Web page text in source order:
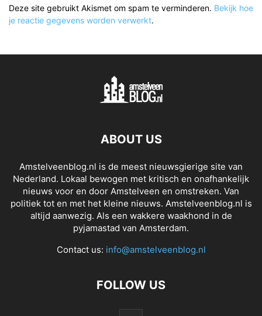
Deze site gebruikt Akismet om spam te verminderen. Bekijk hoe
je reactie gegevens worden verwerkt.
ABOUT US
Amstelveenblog.nl is de meest nieuwsgierige site van
Nederland. Lokaal bewogen met kritisch en onafhankelijk
nieuws voor en door Amstelveen en omstreken. Van
politiek tot en met het kleine nieuws. Amstelveenblog.nl is
altijd aanwezig. Als een wakkere waakhond in de
pyjamastad van Amsterdam.
Contact us: info@amstelveenblog.nl
FOLLOW US